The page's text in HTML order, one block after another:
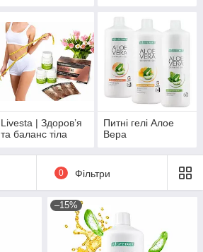
Livesta | Здоров’я
та баланс тіла
Питні гелі Алое
Вера
0 Фільтри
–15%